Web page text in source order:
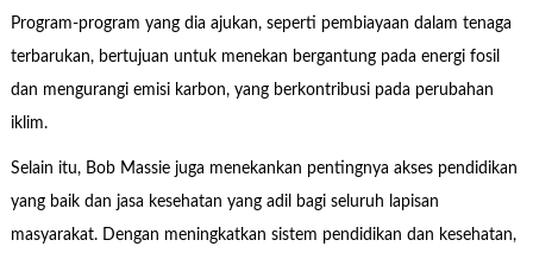
Program-program yang dia ajukan, seperti pembiayaan dalam tenaga
terbarukan, bertujuan untuk menekan bergantung pada energi fosil
dan mengurangi emisi karbon, yang berkontribusi pada perubahan
iklim.
Selain itu, Bob Massie juga menekankan pentingnya akses pendidikan
yang baik dan jasa kesehatan yang adil bagi seluruh lapisan
masyarakat. Dengan meningkatkan sistem pendidikan dan kesehatan,